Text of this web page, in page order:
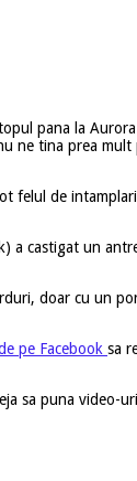
pana la
ne tina prea
felul de
a castigat un
doar cu un
pe Facebook sa
sa puna video-